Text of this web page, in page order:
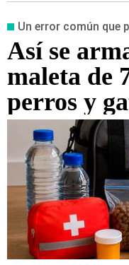
Un error común que
Así se
maleta de
perros y
cualquier